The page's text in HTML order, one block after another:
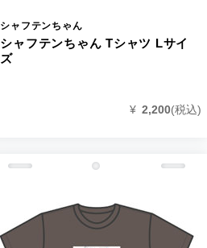
シャフテンちゃん
シャフテンちゃん Tシャツ Lサイ
ズ
¥ 2,200(税込)